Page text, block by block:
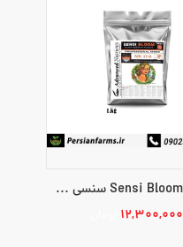
Sensi Bloom B pro سنسی بلوم ب پرو 1kg
۱۲,۳۰۰,۰۰۰